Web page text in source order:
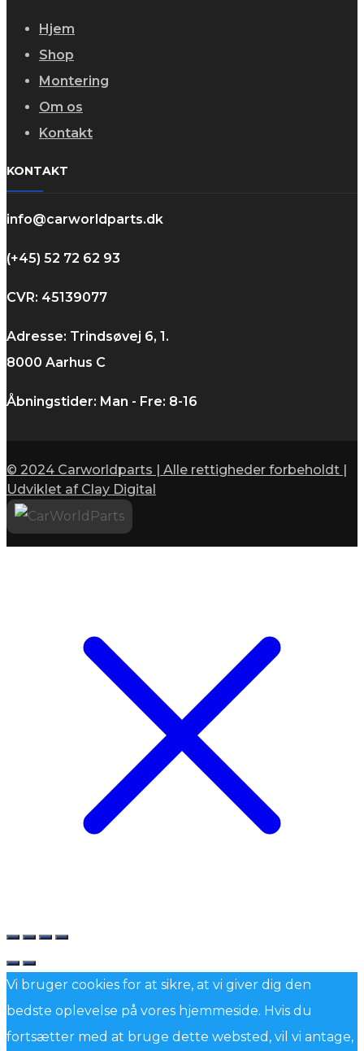
Hjem
Shop
Montering
Om os
Kontakt
KONTAKT
info@carworldparts.dk
(+45) 52 72 62 93
CVR: 45139077
Adresse: Trindsøvej 6, 1.
8000 Aarhus C
Åbningstider: Man - Fre: 8-16
© 2024 Carworldparts | Alle rettigheder forbeholdt |
Udviklet af Clay Digital
Vi bruger cookies for at sikre, at vi giver dig den
bedste oplevelse på vores hjemmeside. Hvis du
fortsætter med at bruge dette websted, vil vi antage,